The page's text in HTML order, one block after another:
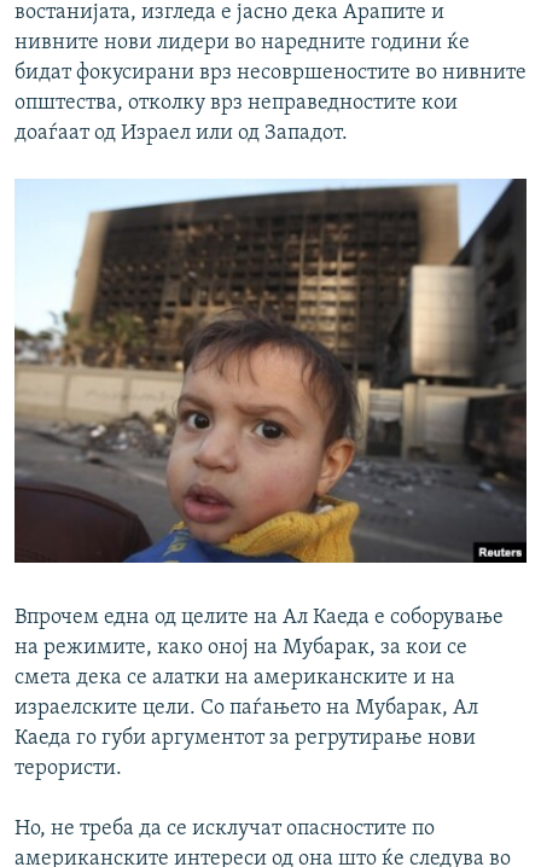
востанијата, изгледа е јасно дека Арапите и
нивните нови лидери во наредните години ќе
бидат фокусирани врз несовршеностите во нивните
општества, отколку врз неправедностите кои
доаѓаат од Израел или од Западот.
Впрочем една од целите на Ал Каеда е соборување
на режимите, како оној на Мубарак, за кои се
смета дека се алатки на американските и на
израелските цели. Со паѓањето на Мубарак, Ал
Каеда го губи аргументот за регрутирање нови
терористи.
Но, не треба да се исклучат опасностите по
американските интереси од она што ќе следува во